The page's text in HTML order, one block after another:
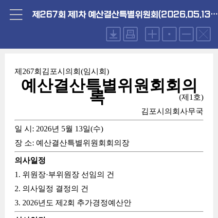
제267회 제1차 예산결산특별위원회(2026.05.13. 수요일)
제267회김포시의회(임시회)
예산결산특별위원회회의
록
(제1호)
김포시의회사무국
일 시 : 2026년 5월 13일(수)
장 소: 예산결산특별위원회회의장
의사일정
1. 위원장·부위원장 선임의 건
2. 의사일정 결정의 건
3. 2026년도 제2회 추가경정예산안